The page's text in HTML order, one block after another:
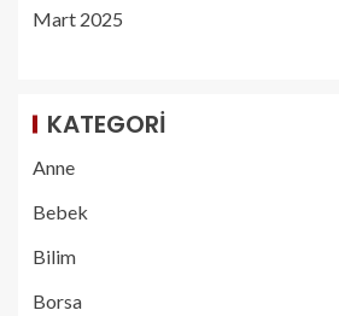
Mart 2025
KATEGORI
Anne
Bebek
Bilim
Borsa